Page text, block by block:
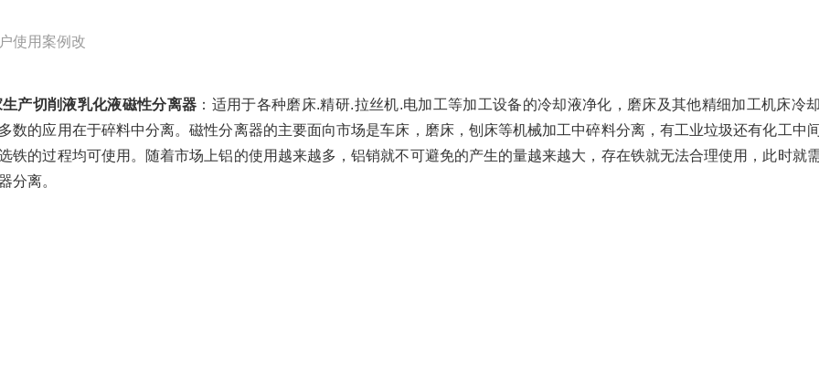
产切削液乳化液磁性分离器 ：适用于各种磨床.精研.拉丝机.电加工等加工设备的冷却液净化，磨床及其他精细加工机床冷
数的应用在于碎料中分离。磁性分离器的主要面向市场是车床，磨床，刨床等机械加工中碎料分离，有工业垃圾还有化工中
铁的过程均可使用。随着市场上铝的使用越来越多，铝销就不可避免的产生的量越来越大，存在铁就无法合理使用，此时就
分离。